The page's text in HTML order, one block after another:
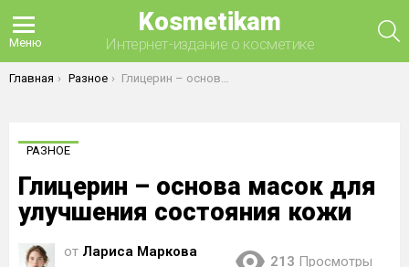
Меню
Kosmetikam
Интернет-издание о косметике
Вы здесь:
Главная Разное Глицерин – основа масок для улучшения состояния кожи
РАЗНОЕ
Глицерин – основа масок для
улучшения состояния кожи
от Лариса Маркова
213 Просмотры